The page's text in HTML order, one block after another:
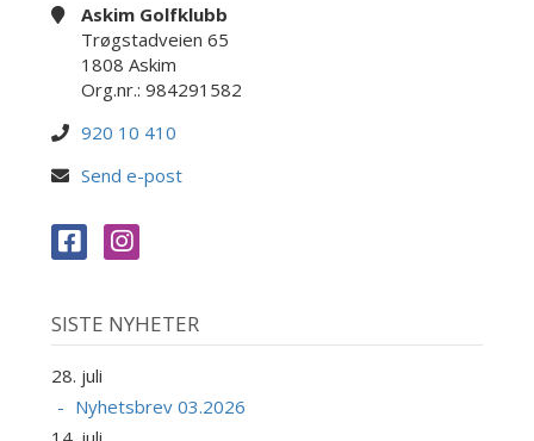
Askim Golfklubb
Trøgstadveien 65
1808 Askim
Org.nr.: 984291582
920 10 410
Send e-post
SISTE NYHETER
28. juli
Nyhetsbrev 03.2026